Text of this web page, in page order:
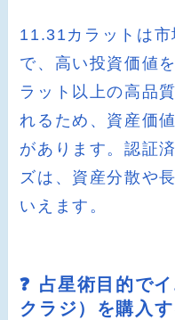
11.31カラットは
で、高い投資価値
ラット以上の高品
れるため、資産価
があります。認証
ズは、資産分散や
いえます。
❓ 占星術目的で
クラジ）を購入